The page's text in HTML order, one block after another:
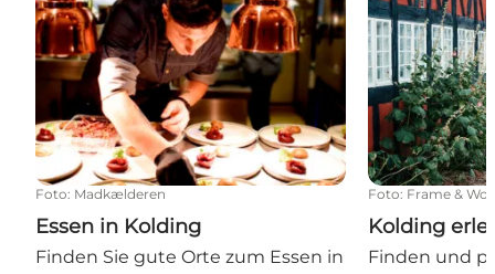
Foto: Madkælderen
Essen in Kolding
Finden Sie gute Orte zum Essen in
Foto: Frame &
Kolding
Finden und